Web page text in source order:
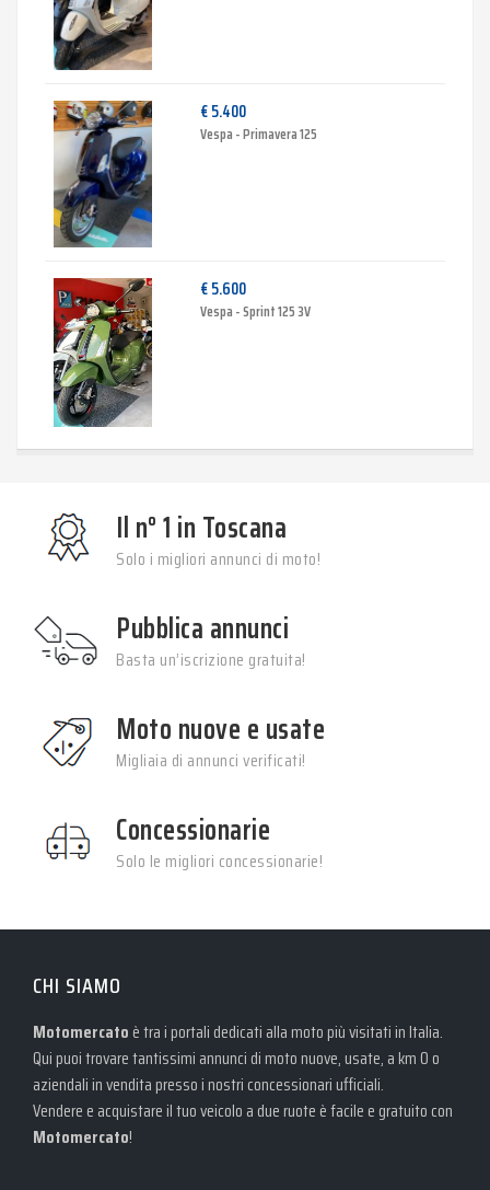
€ 5.400
Vespa - Primavera 125
€ 5.600
Vespa - Sprint 125 3V
Il n° 1 in Toscana
Solo i migliori annunci di moto!
Pubblica annunci
Basta un’iscrizione gratuita!
Moto nuove e usate
Migliaia di annunci verificati!
Concessionarie
Solo le migliori concessionarie!
CHI SIAMO
Motomercato è tra i portali dedicati alla moto più visitati in Italia.
Qui puoi trovare tantissimi annunci di moto nuove, usate, a km 0 o
aziendali in vendita presso i nostri concessionari ufficiali.
Vendere e acquistare il tuo veicolo a due ruote è facile e gratuito con
Motomercato!